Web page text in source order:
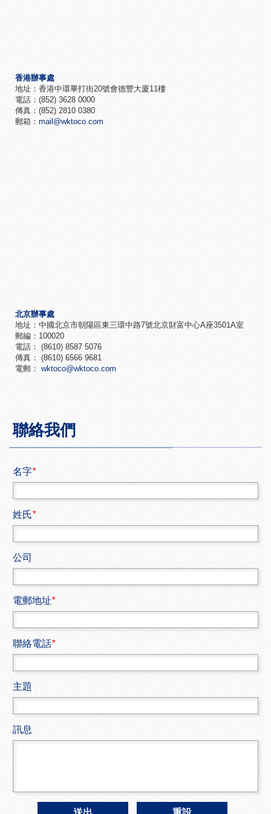
香港辦事處
地址：香港中環畢打街20號會德豐大廈11樓
電話：(852) 3628 0000
傳真：(852) 2810 0380
郵箱： mail@wktoco.com
北京辦事處
地址：中國北京市朝陽區東三環中路7號北京財富中心A座3501A室
郵編：100020
電話： (8610) 8587 5076
傳真： (8610) 6566 9681
電郵： wktoco@wktoco.com
聯絡我們
名字*
姓氏*
公司
電郵地址*
聯絡電話*
主題
訊息